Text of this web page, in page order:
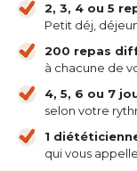
2, 3, 4 ou 5
Petit déj,
200 repas
à chacune de
4, 5, 6 ou 7
selon votre
1
qui vous